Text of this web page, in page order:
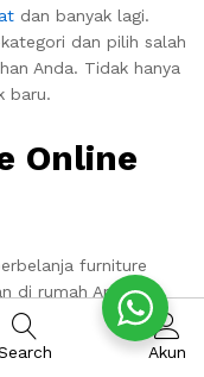
dan banyak lagi.
dan pilih salah
Anda. Tidak hanya
baru.
Online
furniture
di rumah Anda
periksa apa yang
dan dapatkan
Akun